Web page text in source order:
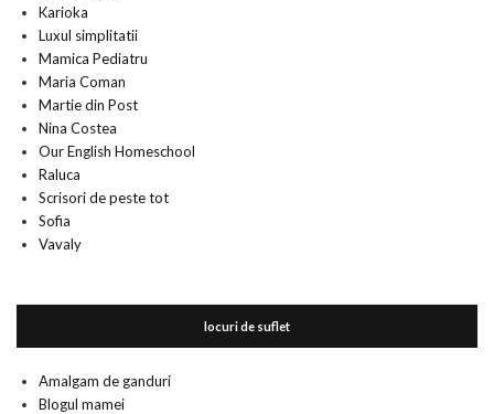
Karioka
Luxul simplitatii
Mamica Pediatru
Maria Coman
Martie din Post
Nina Costea
Our English Homeschool
Raluca
Scrisori de peste tot
Sofia
Vavaly
locuri de suflet
Amalgam de ganduri
Blogul mamei